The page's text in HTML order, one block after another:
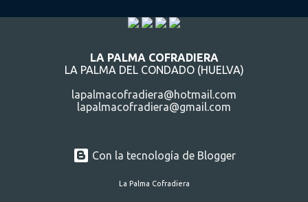
LA PALMA COFRADIERA
LA PALMA DEL CONDADO (HUELVA)
lapalmacofradiera@hotmail.com
lapalmacofradiera@gmail.com
Con la tecnología de Blogger
La Palma Cofradiera